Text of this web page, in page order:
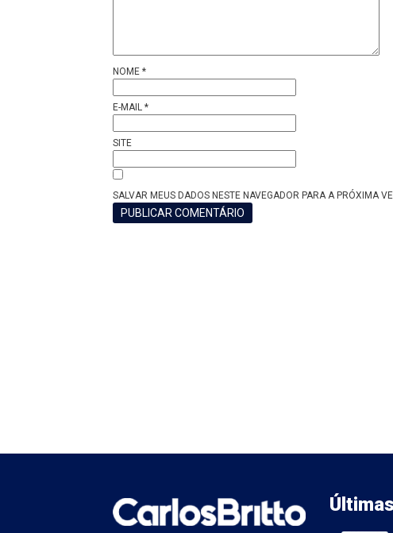
NOME *
E-MAIL *
SITE
SALVAR MEUS DADOS NESTE NAVEGADOR PARA A PRÓXIMA